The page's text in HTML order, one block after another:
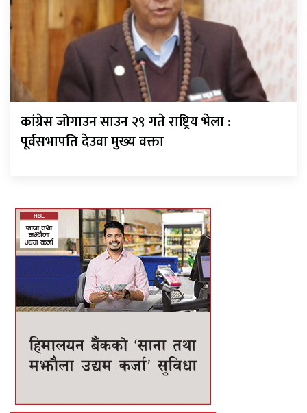
कांग्रेस जोगाउन साउन २९ गते राष्ट्रिय भेला :
पूर्वसभापति देउवा मुख्य वक्ता